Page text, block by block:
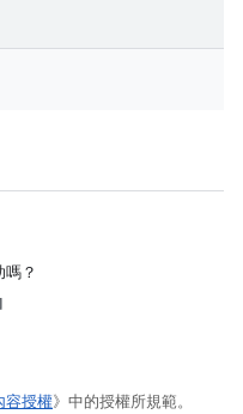
？
容授權》中的授權所規範。